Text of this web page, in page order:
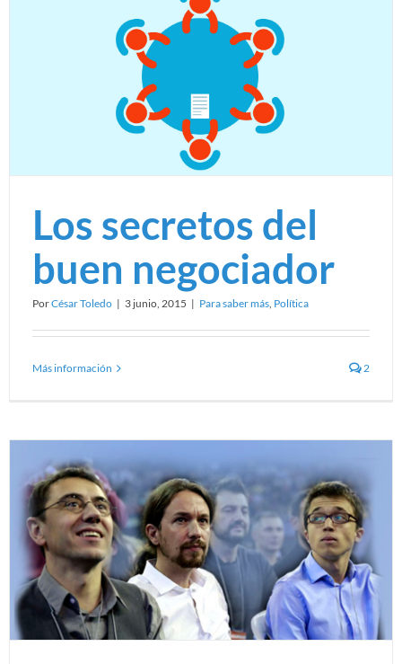
Los secretos del
buen negociador
PorCésar Toledo | 3 junio, 2015 | Para saber más, Política
Más información 2